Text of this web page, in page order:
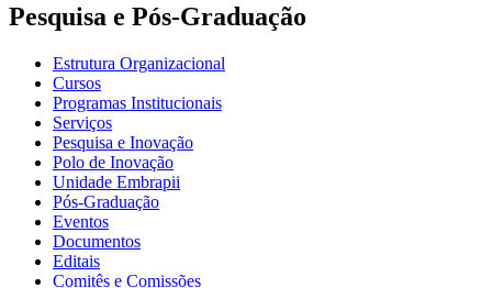
Pesquisa e Pós-Graduação
Estrutura Organizacional
Cursos
Programas Institucionais
Serviços
Pesquisa e Inovação
Polo de Inovação
Unidade Embrapii
Pós-Graduação
Eventos
Documentos
Editais
Comitês e Comissões